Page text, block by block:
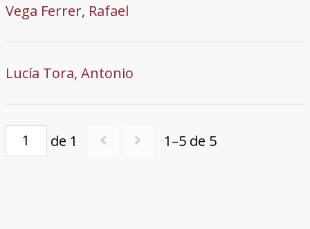
Vega Ferrer, Rafael
Lucía Tora, Antonio
de 1 1–5 de 5